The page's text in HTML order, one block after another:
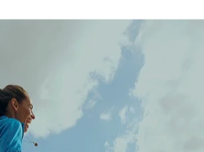
11,95 € 14,99 €